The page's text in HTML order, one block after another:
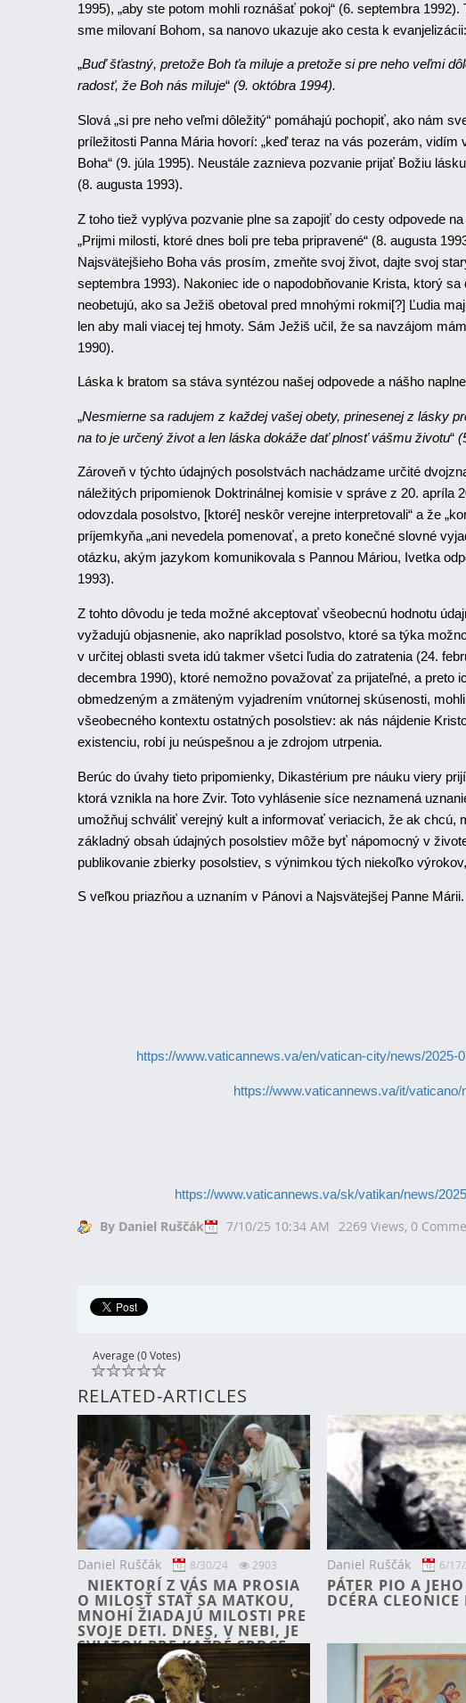
1995), „aby ste potom mohli roznášať pokoj“ (6. septembra
sme milovaní Bohom, sa nanovo ukazuje ako cesta k evanjelizácii:
„Buď šťastný, pretože Boh ťa miluje a pretože si pre neho veľmi
radosť, že Boh nás miluje“ (9. októbra 1994).
Slová „si pre neho veľmi dôležitý“ pomáhajú pochopiť, ako nám
príležitosti Panna Mária hovorí: „keď teraz na vás pozerám,
Boha“ (9. júla 1995). Neustále zaznieva pozvanie prijať Božiu
(8. augusta 1993).
Z toho tiež vyplýva pozvanie plne sa zapojiť do cesty odpovede
„Prijmi milosti, ktoré dnes boli pre teba pripravené“ (8. augusta
Najsvätejšieho Boha vás prosím, zmeňte svoj život, dajte svoj
septembra 1993). Nakoniec ide o napodobňovanie Krista, ktorý
neobetujú, ako sa Ježiš obetoval pred mnohými rokmi[?] Ľudia
len aby mali viacej tej hmoty. Sám Ježiš učil, že sa navzájom
1990).
Láska k bratom sa stáva syntézou našej odpovede a nášho
„Nesmierne sa radujem z každej vašej obety, prinesenej z lásky
na to je určený život a len láska dokáže dať plnosť vášmu životu“
Zároveň v týchto údajných posolstvách nachádzame určité
náležitých pripomienok Doktrinálnej komisie v správe z 20. apríla
odovzdala posolstvo, [ktoré] neskôr verejne interpretovali“ a že
príjemkyňa „ani nevedela pomenovať, a preto konečné slovné
otázku, akým jazykom komunikovala s Pannou Máriou, Ivetka
1993).
Z tohto dôvodu je teda možné akceptovať všeobecnú hodnotu
vyžadujú objasnenie, ako napríklad posolstvo, ktoré sa týka
v určitej oblasti sveta idú takmer všetci ľudia do zatratenia (24.
decembra 1990), ktoré nemožno považovať za prijateľné, a preto
obmedzeným a zmäteným vyjadrením vnútornej skúsenosti,
všeobecného kontextu ostatných posolstiev: ak nás nájdenie
existenciu, robí ju neúspešnou a je zdrojom utrpenia.
Berúc do úvahy tieto pripomienky, Dikastérium pre náuku viery
ktorá vznikla na hore Zvir. Toto vyhlásenie síce neznamená
umožňuj schváliť verejný kult a informovať veriacich, že ak chcú,
základný obsah údajných posolstiev môže byť nápomocný v
publikovanie zbierky posolstiev, s výnimkou tých niekoľko
S veľkou priazňou a uznaním v Pánovi a Najsvätejšej Panne Márii.
https://www.vaticannews.va/en/vatican-city/news/
https://www.vaticannews.va/it/
https://www.vaticannews.va/sk/vatikan/news/
By Daniel Ruščák 7/10/25 10:34 AM 2269 Views, 0
Average (0 Votes)
RELATED-ARTICLES
Daniel Ruščák 8/30/24 2903
NIEKTORÍ Z VÁS MA PROSIA
O MILOSŤ STAŤ SA MATKOU,
MNOHÍ ŽIADAJÚ MILOSTI PRE
SVOJE DETI. DNES, V NEBI, JE
SVIATOK PRE KAŽDÉ SRDCE,
KTORÉ SA OTVORÍ ...
Daniel Ruščák 6/
PÁTER PIO A
DCÉRA